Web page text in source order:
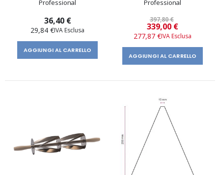
Professional
36,40 €
29,84 €
AGGIUNGI AL CARRELLO
Professional
397,80 €
Prezzo
speciale
339,00 €
277,87 €
AGGIUNGI AL CARRELLO